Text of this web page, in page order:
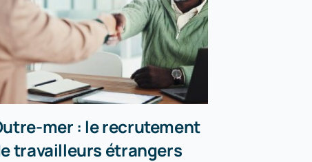
mer : le recrutement
travailleurs étrangers